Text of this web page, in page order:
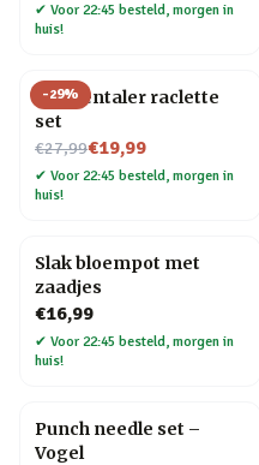
✔ Voor 22:45 besteld, morgen in
huis!
-29%
Emmentaler raclette
set
€27,99
Nu voor€19,99
✔ Voor 22:45 besteld, morgen in
huis!
Slak bloempot met
zaadjes
€16,99
✔ Voor 22:45 besteld, morgen in
huis!
Punch needle set –
Vogel